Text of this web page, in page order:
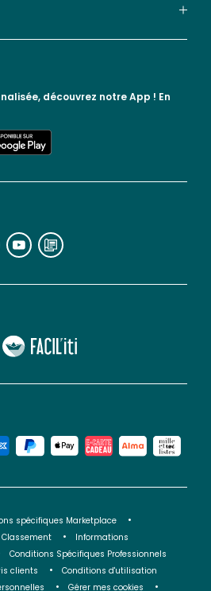
lien vers Faciliti
lien vers l'espace réseaux sociaux lien vers le blog la redoute
découvrez notre App ! En
spécifiques Marketplace
Classement
Informations
Conditions Spécifiques Professionnels
clients
Conditions d'utilisation
Gérer mes cookies